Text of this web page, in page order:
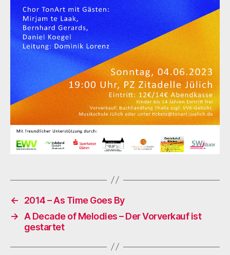
←
2014 – As Time Goes By
→
A Decade of Melodies – Der Vorverkauf ist
gestartet